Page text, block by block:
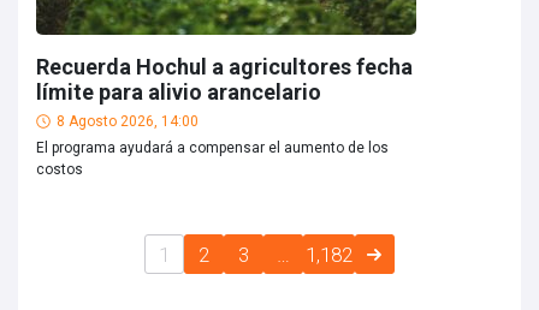
Recuerda Hochul a agricultores fecha
límite para alivio arancelario
8 Agosto 2026, 14:00
El programa ayudará a compensar el aumento de los
costos
1 2 3 1,182